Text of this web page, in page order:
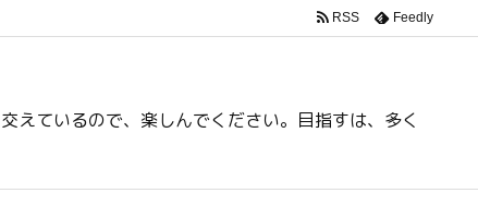
えているので、楽しんでください。目指すは、多く
RSS Feedly